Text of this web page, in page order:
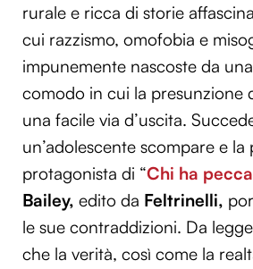
rurale e ricca di storie
cui razzismo, omofobia e
impunemente nascoste da
comodo in cui la presunzione
una facile via d’uscita.
un’adolescente scompare e la
protagonista di “Chi ha
Bailey, edito da Feltrinelli,
le sue contraddizioni. Da
che la verità, così come la